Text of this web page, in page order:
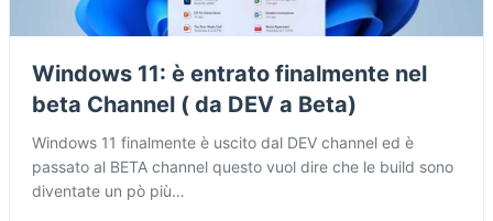
Windows 11: è entrato finalmente nel
beta Channel ( da DEV a Beta)
Windows 11 finalmente è uscito dal DEV channel ed è
passato al BETA channel questo vuol dire che le build sono
diventate un pò più…